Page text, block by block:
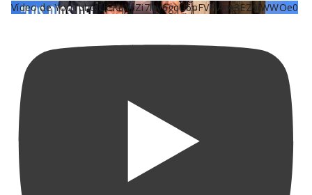
Vídeo de YouTube UCKqYjiZi7lzy6gqU6pFVFiA_A3EZ9JWWOe0